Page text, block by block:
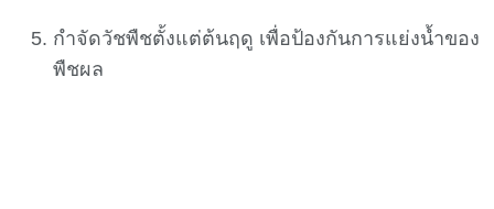
กำจัดวัชพืชตั้งแต่ต้นฤดู เพื่อป้องกันการแย่งน้ำของ
พืชผล